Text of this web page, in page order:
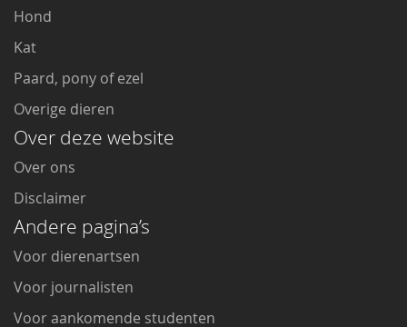
Hond
Kat
Paard, pony of ezel
Overige dieren
Over deze website
Over ons
Disclaimer
Andere pagina’s
Voor dierenartsen
Voor journalisten
Voor aankomende studenten